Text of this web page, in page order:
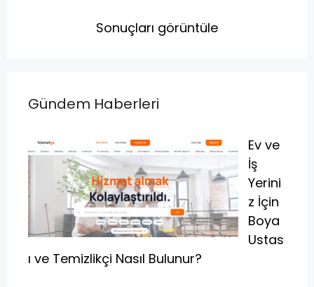
Sonuçları görüntüle
Gündem Haberleri
Ev ve
İş
Yerini
z İçin
Boya
Ustas
ı ve Temizlikçi Nasıl Bulunur?